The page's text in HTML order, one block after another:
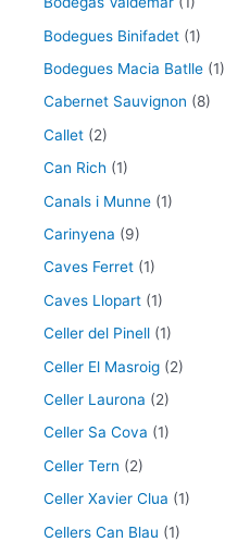
Bodegues Binifadet (1)
Bodegues Macia Batlle (1)
Cabernet Sauvignon (8)
Callet (2)
Can Rich (1)
Canals i Munne (1)
Carinyena (9)
Caves Ferret (1)
Caves Llopart (1)
Celler del Pinell (1)
Celler El Masroig (2)
Celler Laurona (2)
Celler Sa Cova (1)
Celler Tern (2)
Celler Xavier Clua (1)
Cellers Can Blau (1)